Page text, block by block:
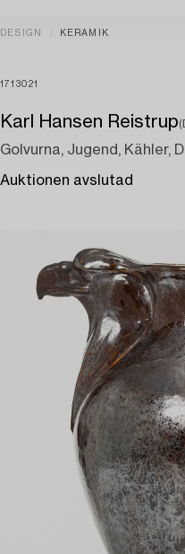
DESIGN KERAMIK
1713021
Karl Hansen Reistrup
Golvurna, Jugend, Kähler,
Auktionen avslutad